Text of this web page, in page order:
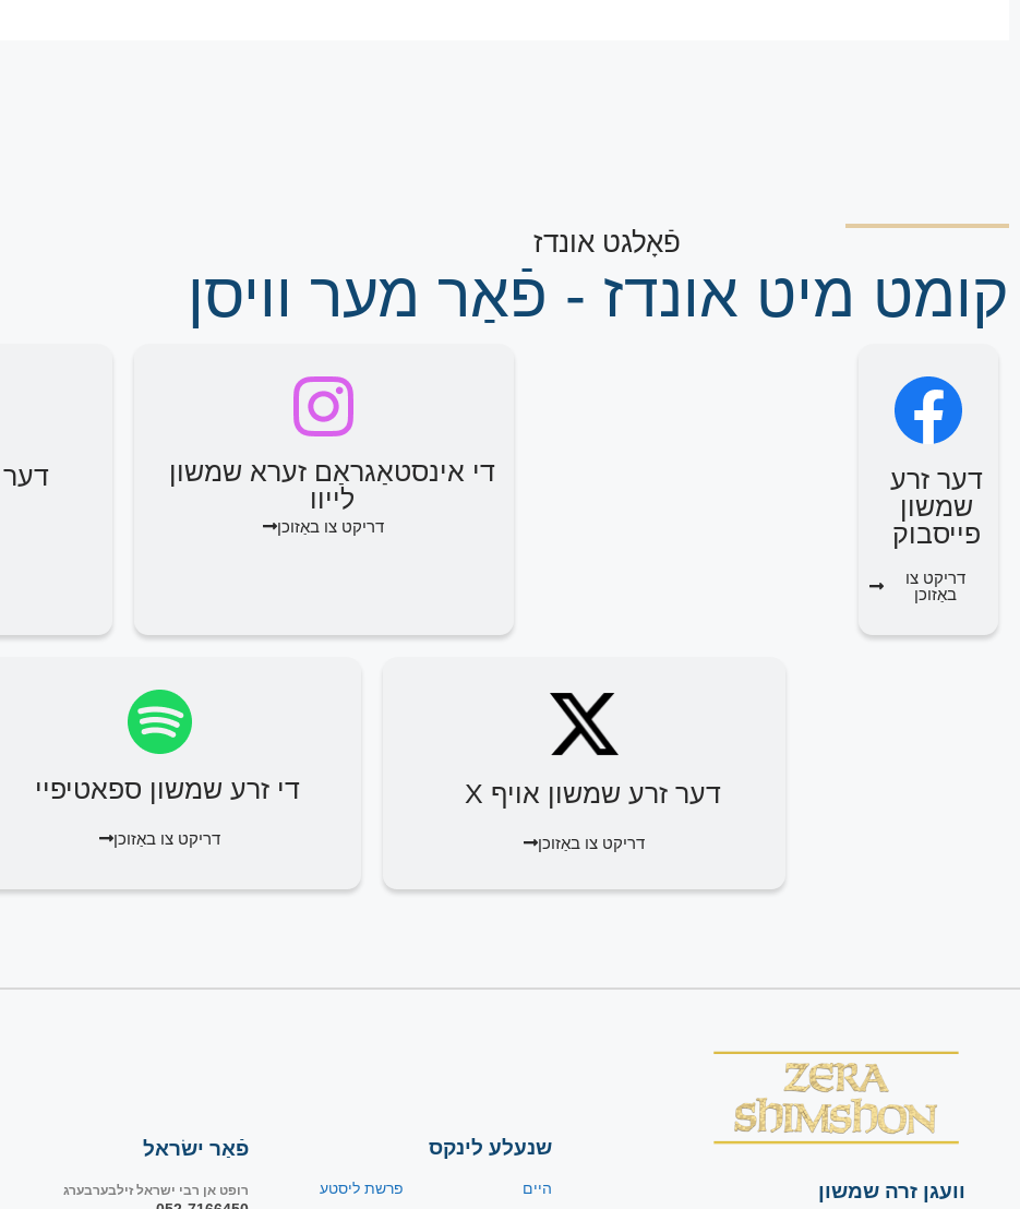
פֿאָלגט אונדז
קומט מיט אונדז - פֿאַר מער וויסן
דער זרע
שמשון
פייסבוק
דריקט צו
באַזוכן
די אינסטאַגראַם זערא שמשון
לייוו
דריקט צו באַזוכן
דער
דער זרע שמשון אויף X
דריקט צו באַזוכן
די זרע שמשון ספאטיפיי
דריקט צו באַזוכן
וועגן זרה שמשון
שנעלע לינקס
היים פרשת ליסטע
פֿאַר ישׂראל
רופט אן רבי ישראל זילבערבערג